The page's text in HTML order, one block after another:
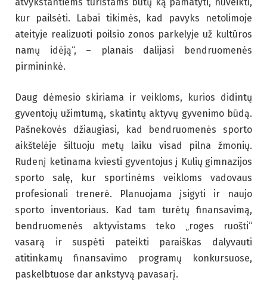
atvykstantiems turistams būtų ką pamatyti, nuveikti,
kur pailsėti. Labai tikimės, kad pavyks netolimoje
ateityje realizuoti poilsio zonos parkelyje už kultūros
namų idėją“, – planais dalijasi bendruomenės
pirmininkė.
Daug dėmesio skiriama ir veikloms, kurios didintų
gyventojų užimtumą, skatintų aktyvų gyvenimo būdą.
Pašnekovės džiaugiasi, kad bendruomenės sporto
aikštelėje šiltuoju metų laiku visad pilna žmonių.
Rudenį ketinama kviesti gyventojus į Kulių gimnazijos
sporto salę, kur sportinėms veikloms vadovaus
profesionali trenerė. Planuojama įsigyti ir naujo
sporto inventoriaus. Kad tam turėtų finansavimą,
bendruomenės aktyvistams teko „roges ruošti“
vasarą ir suspėti pateikti paraiškas dalyvauti
atitinkamų finansavimo programų konkursuose,
paskelbtuose dar ankstyvą pavasarį.